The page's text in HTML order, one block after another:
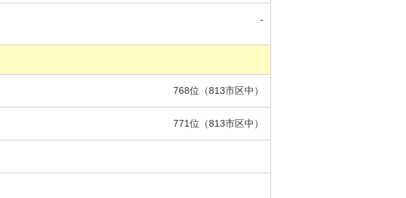
-
768位（813市区中）
771位（813市区中）